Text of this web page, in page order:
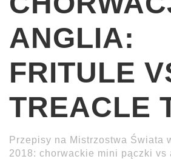
ANGLIA:
FRITULE
TREACLE
Przepisy na Mistrzostwa Świata
2018: chorwackie mini pączki vs